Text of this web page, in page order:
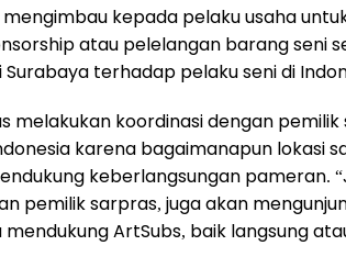
mengimbau kepada pelaku usaha
atau pelelangan barang seni
terhadap pelaku seni di
melakukan koordinasi dengan
karena bagaimanapun lokasi
keberlangsungan pameran.
pemilik sarpras, juga akan
ArtSubs, baik langsung